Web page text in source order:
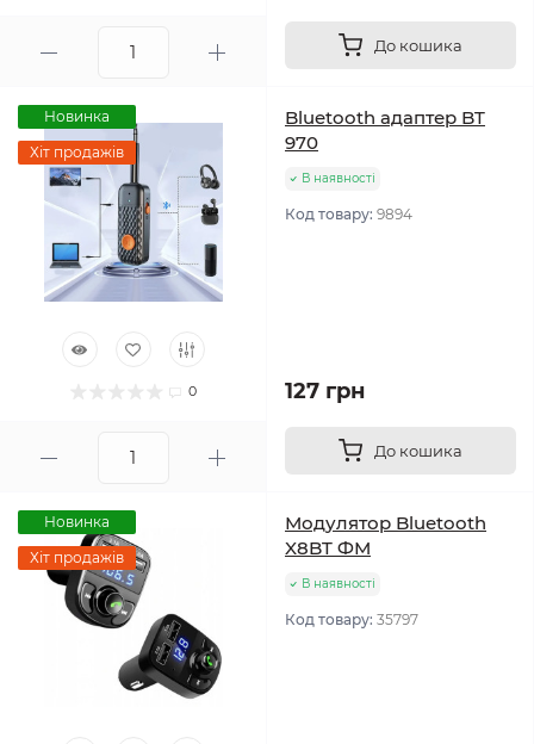
До кошика
Новинка
Хіт продажів
0
Bluetooth адаптер BT
970
В наявності
Код товару: 9894
127 грн
До кошика
Новинка
Хіт продажів
Модулятор Bluetooth
X8BT ФМ
В наявності
Код товару: 35797